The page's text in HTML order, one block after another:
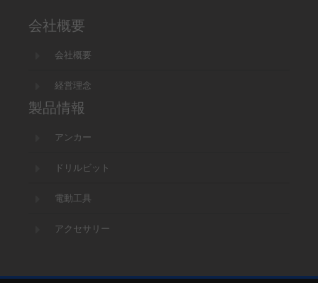
会社概要
会社概要
経営理念
製品情報
アンカー
ドリルビット
電動工具
アクセサリー